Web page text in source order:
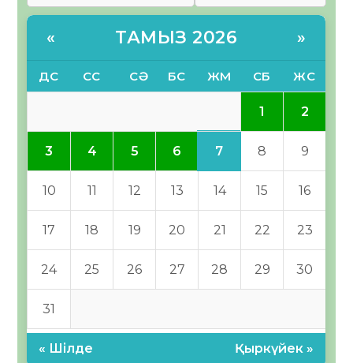
« ТАМЫЗ 2026 »
ДС СС СӘ БС ЖМ СБ ЖС
1 2
3 4 5 6 7 8 9
10 11 12 13 14 15 16
17 18 19 20 21 22 23
24 25 26 27 28 29 30
31
« Шілде Қыркүйек »